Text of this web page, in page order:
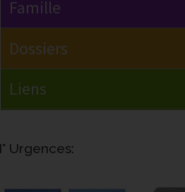
Urgences: